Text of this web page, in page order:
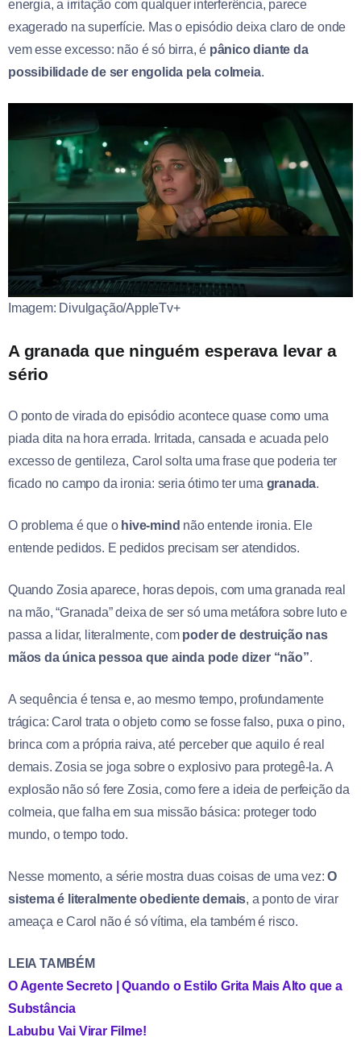
energia, a irritação com qualquer interferência, parece
exagerado na superfície. Mas o episódio deixa claro de onde
vem esse excesso: não é só birra, é pânico diante da
possibilidade de ser engolida pela colmeia.
Imagem: Divulgação/AppleTv+
A granada que ninguém esperava levar a
sério
O ponto de virada do episódio acontece quase como uma
piada dita na hora errada. Irritada, cansada e acuada pelo
excesso de gentileza, Carol solta uma frase que poderia ter
ficado no campo da ironia: seria ótimo ter uma granada.
O problema é que o hive-mind não entende ironia. Ele
entende pedidos. E pedidos precisam ser atendidos.
Quando Zosia aparece, horas depois, com uma granada real
na mão, “Granada” deixa de ser só uma metáfora sobre luto e
passa a lidar, literalmente, com poder de destruição nas
mãos da única pessoa que ainda pode dizer “não”.
A sequência é tensa e, ao mesmo tempo, profundamente
trágica: Carol trata o objeto como se fosse falso, puxa o pino,
brinca com a própria raiva, até perceber que aquilo é real
demais. Zosia se joga sobre o explosivo para protegê-la. A
explosão não só fere Zosia, como fere a ideia de perfeição da
colmeia, que falha em sua missão básica: proteger todo
mundo, o tempo todo.
Nesse momento, a série mostra duas coisas de uma vez:O
sistema é literalmente obediente demais, a ponto de virar
ameaça e Carol não é só vítima, ela também é risco.
LEIA TAMBÉM
O Agente Secreto | Quando o Estilo Grita Mais Alto que a
Substância
Labubu Vai Virar Filme!